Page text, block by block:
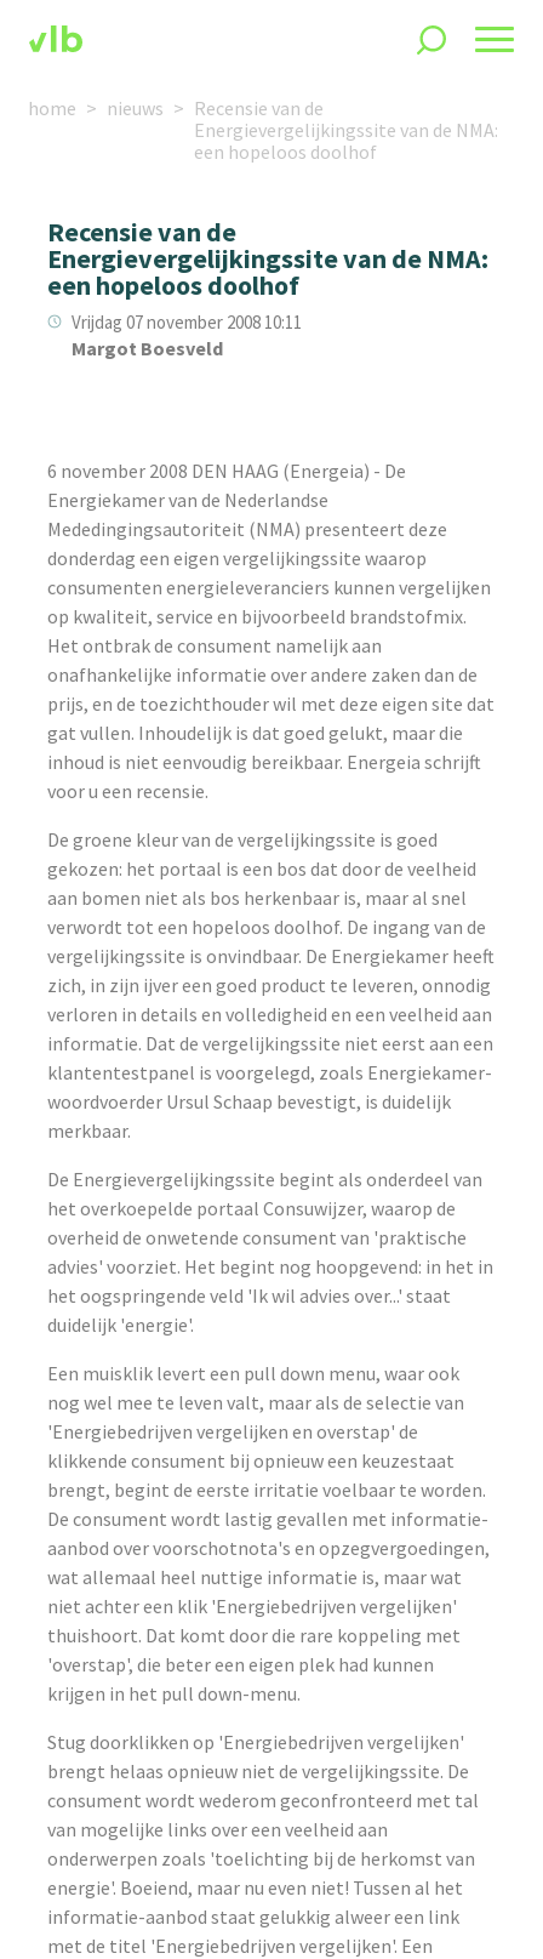
home nieuws
Recensie van de
Energievergelijkingssite van de NMA:
een hopeloos doolhof
Recensie van de
Energievergelijkingssite van de NMA:
een hopeloos doolhof
Vrijdag 07 november 2008 10:11
Margot Boesveld
6 november 2008 DEN HAAG (Energeia) - De
Energiekamer van de Nederlandse
Mededingingsautoriteit (NMA) presenteert deze
donderdag een eigen vergelijkingssite waarop
consumenten energieleveranciers kunnen vergelijken
op kwaliteit, service en bijvoorbeeld brandstofmix.
Het ontbrak de consument namelijk aan
onafhankelijke informatie over andere zaken dan de
prijs, en de toezichthouder wil met deze eigen site dat
gat vullen. Inhoudelijk is dat goed gelukt, maar die
inhoud is niet eenvoudig bereikbaar. Energeia schrijft
voor u een recensie.
De groene kleur van de vergelijkingssite is goed
gekozen: het portaal is een bos dat door de veelheid
aan bomen niet als bos herkenbaar is, maar al snel
verwordt tot een hopeloos doolhof. De ingang van de
vergelijkingssite is onvindbaar. De Energiekamer heeft
zich, in zijn ijver een goed product te leveren, onnodig
verloren in details en volledigheid en een veelheid aan
informatie. Dat de vergelijkingssite niet eerst aan een
klantentestpanel is voorgelegd, zoals Energiekamer-
woordvoerder Ursul Schaap bevestigt, is duidelijk
merkbaar.
De Energievergelijkingssite begint als onderdeel van
het overkoepelde portaal Consuwijzer, waarop de
overheid de onwetende consument van 'praktische
advies' voorziet. Het begint nog hoopgevend: in het in
het oogspringende veld 'Ik wil advies over...' staat
duidelijk 'energie'.
Een muisklik levert een pull down menu, waar ook
nog wel mee te leven valt, maar als de selectie van
'Energiebedrijven vergelijken en overstap' de
klikkende consument bij opnieuw een keuzestaat
brengt, begint de eerste irritatie voelbaar te worden.
De consument wordt lastig gevallen met informatie-
aanbod over voorschotnota's en opzegvergoedingen,
wat allemaal heel nuttige informatie is, maar wat
niet achter een klik 'Energiebedrijven vergelijken'
thuishoort. Dat komt door die rare koppeling met
'overstap', die beter een eigen plek had kunnen
krijgen in het pull down-menu.
Stug doorklikken op 'Energiebedrijven vergelijken'
brengt helaas opnieuw niet de vergelijkingssite. De
consument wordt wederom geconfronteerd met tal
van mogelijke links over een veelheid aan
onderwerpen zoals 'toelichting bij de herkomst van
energie'. Boeiend, maar nu even niet! Tussen al het
informatie-aanbod staat gelukkig alweer een link
met de titel 'Energiebedrijven vergelijken'. Een